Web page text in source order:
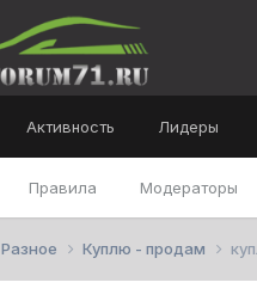
Правила Модераторы
Активность Лидеры
Разное Куплю - продам